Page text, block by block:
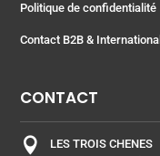
Politique de confidentialité
Contact B2B & International
CONTACT

LES TROIS CHENES